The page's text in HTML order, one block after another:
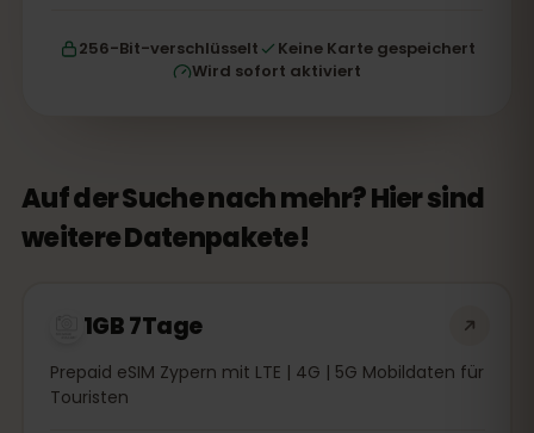
256-Bit-verschlüsselt
Keine Karte gespeichert
Wird sofort aktiviert
Auf der Suche nach mehr? Hier sind
weitere Datenpakete!
1GB 7Tage
Prepaid eSIM Zypern mit LTE | 4G | 5G Mobildaten für
Touristen